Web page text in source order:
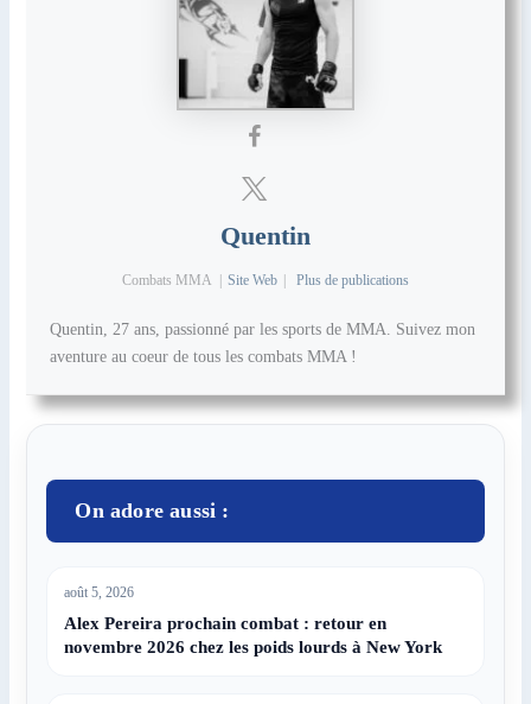
Quentin
Combats MMA Site Web Plus de publications
Quentin, 27 ans, passionné par les sports de MMA. Suivez mon
aventure au coeur de tous les combats MMA !
On adore aussi :
août 5, 2026
Alex Pereira prochain combat : retour en
novembre 2026 chez les poids lourds à New York